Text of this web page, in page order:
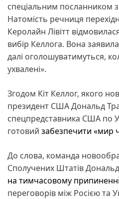
спеціальним посланником
Натомість речниця
Керолайн Лівітт
вибір Келлога. Вона
далі оголошуватимуться,
ухвалені».
Згодом Кіт Келлог, якого
президент США Дональд
спецпредставника США по
готовий забезпечити «мир
До слова, команда
Сполучених Штатів
на тимчасовому
переговорів між Росією та